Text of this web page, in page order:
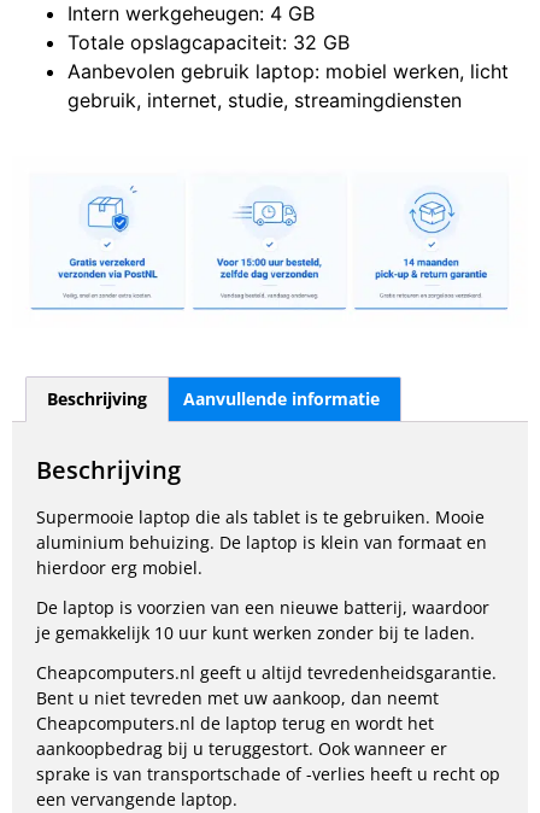
Intern werkgeheugen: 4 GB
Totale opslagcapaciteit: 32 GB
Aanbevolen gebruik laptop: mobiel werken, licht
gebruik, internet, studie, streamingdiensten
Beschrijving Aanvullende informatie
Beschrijving
Supermooie laptop die als tablet is te gebruiken. Mooie
aluminium behuizing. De laptop is klein van formaat en
hierdoor erg mobiel.
De laptop is voorzien van een nieuwe batterij, waardoor
je gemakkelijk 10 uur kunt werken zonder bij te laden.
Cheapcomputers.nl geeft u altijd tevredenheidsgarantie.
Bent u niet tevreden met uw aankoop, dan neemt
Cheapcomputers.nl de laptop terug en wordt het
aankoopbedrag bij u teruggestort. Ook wanneer er
sprake is van transportschade of -verlies heeft u recht op
een vervangende laptop.